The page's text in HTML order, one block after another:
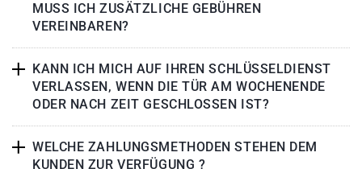
MUSS ICH ZUSÄTZLICHE GEBÜHREN
VEREINBAREN?
KANN ICH MICH AUF IHREN SCHLÜSSELDIENST
VERLASSEN, WENN DIE TÜR AM WOCHENENDE
ODER NACH ZEIT GESCHLOSSEN IST?
WELCHE ZAHLUNGSMETHODEN STEHEN DEM
KUNDEN ZUR VERFÜGUNG ?